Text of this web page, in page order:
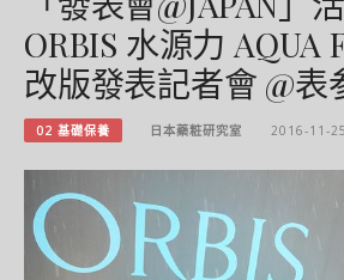
ORBIS 水源力 AQUA
改版發表記者會 @表
02 基礎保養 日本藥粧研究室 2016-11-25